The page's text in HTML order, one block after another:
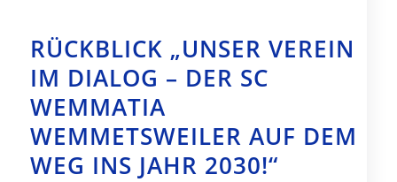
RÜCKBLICK „UNSER VEREIN
IM DIALOG – DER SC
WEMMATIA
WEMMETSWEILER AUF DEM
WEG INS JAHR 2030!“